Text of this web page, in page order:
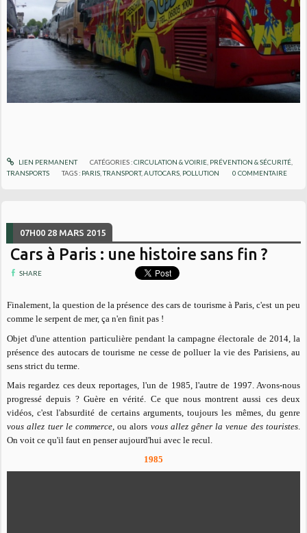
LIEN PERMANENT CATÉGORIES :CIRCULATION & VOIRIE, PRÉVENTION & SÉCURITÉ,
TRANSPORTS
TAGS : PARIS ,TRANSPORT,AUTOCARS POLLUTION 0 COMMENTAIRE
07H00 28 MARS 2015
Cars à Paris : une histoire sans fin ?
SHARE
Finalement, la question de la présence des cars de tourisme à Paris, c'est un peu
comme le serpent de mer, ça n'en finit pas !
Objet d'une attention particulière pendant la campagne électorale de 2014, la
présence des autocars de tourisme ne cesse de polluer la vie des Parisiens, au
sens strict du terme.
Mais regardez ces deux reportages, l'un de 1985, l'autre de 1997. Avons-nous
progressé depuis ? Guère en vérité. Ce que nous montrent aussi ces deux
vidéos, c'est l'absurdité de certains arguments, toujours les mêmes, du genre
vous allez tuer le commerce, ou alors vous allez gêner la venue des touristes.
On voit ce qu'il faut en penser aujourd'hui avec le recul.
1985